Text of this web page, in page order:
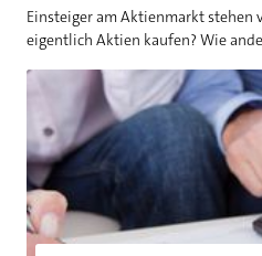
Einsteiger am Aktienmarkt stehen
eigentlich Aktien kaufen? Wie
Vermögenswirksame